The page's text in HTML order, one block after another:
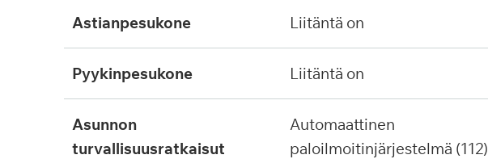
astianpesukone liitäntä on
pyykinpesukone liitäntä on
asunnon
turvallisuusratkaisut
automaattinen
paloilmoitinjärjestelmä (112)